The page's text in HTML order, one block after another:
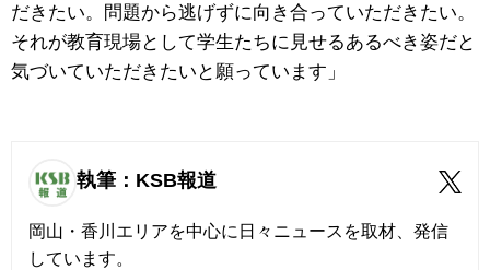
だきたい。問題から逃げずに向き合っていただきたい。
それが教育現場として学生たちに見せるあるべき姿だと
気づいていただきたいと願っています」
執筆：KSB報道
岡山・香川エリアを中心に日々ニュースを取材、発信
しています。